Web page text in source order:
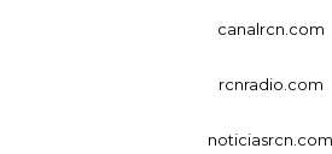
canalrcn.com
rcnradio.com
noticiasrcn.com